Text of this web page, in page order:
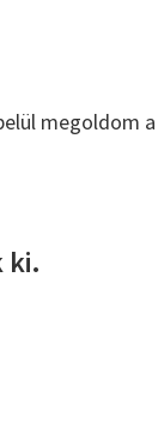
megoldom a
ki.